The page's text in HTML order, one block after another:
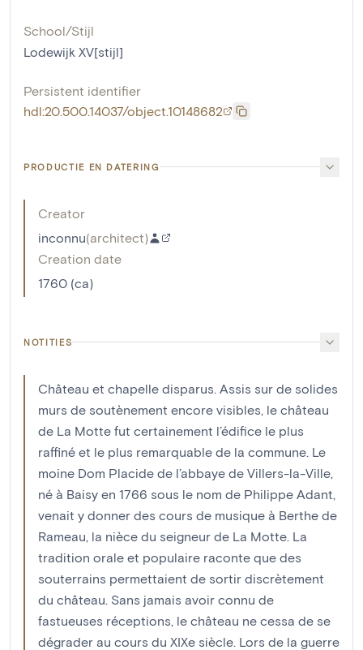
School/Stijl
Lodewijk XV[stijl]
Persistent identifier
hdl:20.500.14037/object.10148682
PRODUCTIE EN DATERING
Creator
inconnu(architect)
Creation date
1760 (ca)
NOTITIES
Château et chapelle disparus. Assis sur de solides
murs de soutènement encore visibles, le château
de La Motte fut certainement l’édifice le plus
raffiné et le plus remarquable de la commune. Le
moine Dom Placide de l’abbaye de Villers-la-Ville,
né à Baisy en 1766 sous le nom de Philippe Adant,
venait y donner des cours de musique à Berthe de
Rameau, la nièce du seigneur de La Motte. La
tradition orale et populaire raconte que des
souterrains permettaient de sortir discrètement
du château. Sans jamais avoir connu de
fastueuses réceptions, le château ne cessa de se
dégrader au cours du XIXe siècle. Lors de la guerre